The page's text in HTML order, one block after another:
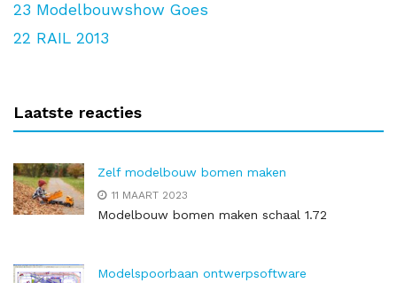
23 Modelbouwshow Goes
22 RAIL 2013
Laatste reacties
Zelf modelbouw bomen maken
11 MAART 2023
Modelbouw bomen maken schaal 1.72
Modelspoorbaan ontwerpsoftware